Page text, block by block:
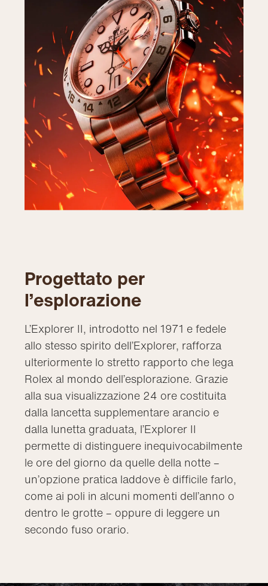
Progettato per
l’esplorazione
L’Explorer II, introdotto nel 1971 e fedele
allo stesso spirito dell’Explorer, rafforza
ulteriormente lo stretto rapporto che lega
Rolex al mondo dell’esplorazione. Grazie
alla sua visualizzazione 24 ore costituita
dalla lancetta supplementare arancio e
dalla lunetta graduata, l’Explorer II
permette di distinguere inequivocabilmente
le ore del giorno da quelle della notte –
un’opzione pratica laddove è difficile farlo,
come ai poli in alcuni momenti dell’anno o
dentro le grotte – oppure di leggere un
secondo fuso orario.